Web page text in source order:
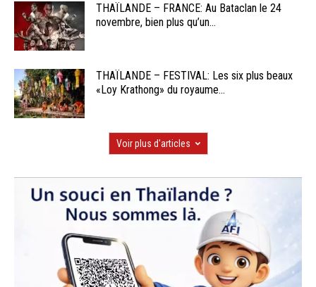
THAÏLANDE – FRANCE: Au Bataclan le 24
novembre, bien plus qu’un...
THAÏLANDE – FESTIVAL: Les six plus beaux
«Loy Krathong» du royaume...
Voir plus d'articles